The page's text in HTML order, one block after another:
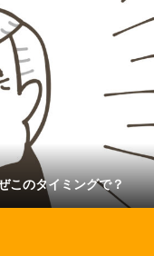
このタイミングで？